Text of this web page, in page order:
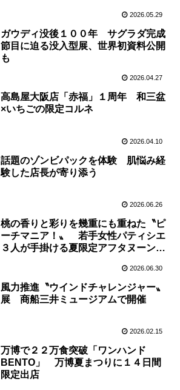
2026.05.29
ガウディ没後１００年 サグラダ完成
節目に迫る没入型展、世界初資料公開
も
2026.04.27
高島屋大阪店「赤福」１周年 和三盆
×いちごの限定コルネ
2026.04.10
話題のゾンビパックを体験 肌悩み経
験した店長が寄り添う
2026.06.26
桃の香りと彩りを幾重にも重ねた〝ピ
ーチマニア！〟 若手女性パティシエ
３人が手掛ける夏限定アフタヌーンテ
2026.06.30
風力推進〝ウインドチャレンジャー〟
展 商船三井ミュージアムで開催
2026.02.15
万博で２２万食突破「ワンハンド
BENTO」 万博夏まつりに１４日間
限定出店